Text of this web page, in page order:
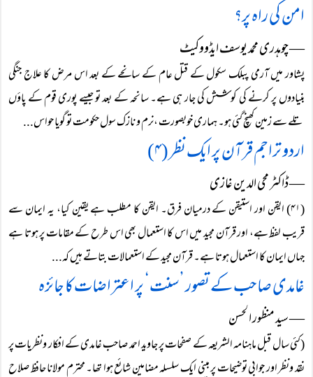
امن کی راہ پر؟
― چوہدری محمد یوسف ایڈووکیٹ
پشاور میں آرمی پبلک سکول کے قتل عام کے سانحے کے بعد اس مرض کا علاج جنگی
بنیادوں پر کرنے کی کوشش کی جار ہی ہے۔ سانحہ کے بعد تو جیسے پوری قوم کے پاؤں
تلے سے زمین کھنچ گئی ہو۔ ہماری خوبصورت ،نرم و نازک سول حکومت تو گویا حواس...
اردو تراجم قرآن پر ایک نظر (۴)
― ڈاکٹر محی الدین غازی
(۴۱) ایقن اور استیقن کے درمیان فرق۔ ایقن کا مطلب ہے یقین کیا، یہ ایمان سے
قریب لفظ ہے، اور قرآن مجید میں اس کا استعمال بھی اس طرح کے مقامات پر ہوتا ہے
جہاں ایمان کا استعمال ہوتا ہے۔ قرآن مجید کے استعمالات بتاتے ہیں کہ...
غامدی صاحب کے تصور ’سنت‘ پر اعتراضات کا جائزہ
― سید منظور الحسن
(کئی سال قبل ماہنامہ الشریعہ کے صفحات پر جاوید احمد صاحب غامدی کے افکار ونظریات پر
نقد ونظر اور جوابی توضیحات پر مبنی ایک سلسلہ مضامین شائع ہوا تھا۔ محترم مولانا حافظ صلاح